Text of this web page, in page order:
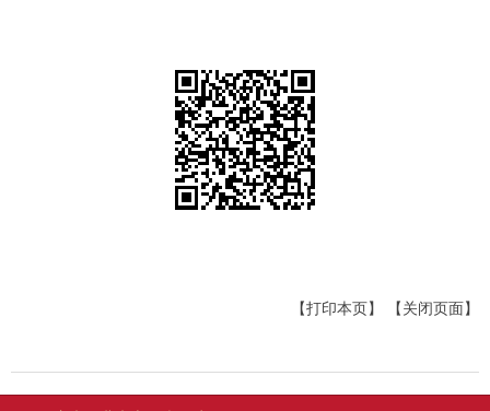
【打印本页】 【关闭页面】